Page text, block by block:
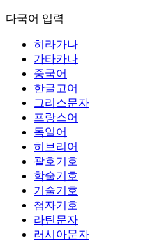
다국어 입력
히라가나
가타카나
중국어
한글고어
그리스문자
프랑스어
독일어
히브리어
괄호기호
학술기호
기술기호
첨자기호
라틴문자
러시아문자